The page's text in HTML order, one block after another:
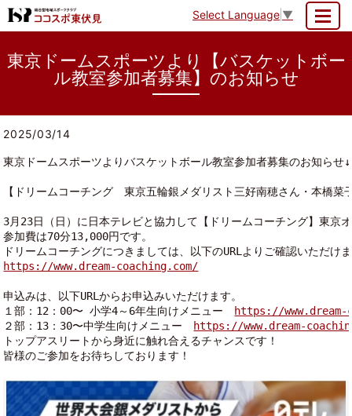
Select Language ▼
東京ドームスポーツより【バスケットボー
ル教室参加者募集】のお知らせ
2025/03/14
東京ドームスポーツよりバスケットボール教室参加者募集のお知らせ↓
【ドリームコーチング　東京五輪銀メダリスト三好南穂さん・本橋
3月23日（日）に日本テレビと協力して【ドリームコーチング】東京
参加費は70分13,000円です。
ドリームコーチングにつきましては、以下のURLよりご確認いただけ
https://www.dream-coaching.com/
申込みは、以下URLからお申込みいただけます。
１部：12：00〜 小学4～6年生向けメニュー https://
２部：13：30〜中学生向けメニュー https://www.dream-
トップアスリートから身近に触れ合えるチャンスです！
皆様のご参加をお待ちしております！